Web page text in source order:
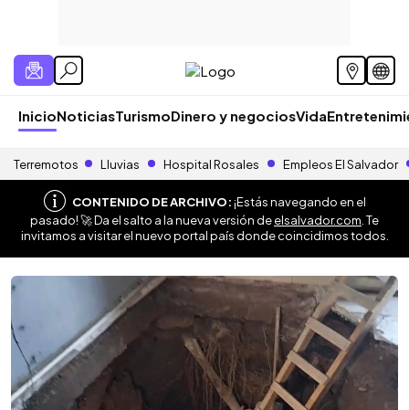
InicioNoticiasTurismoDinero y negociosVida
Terremotos Lluvias Hospital Rosales Empleos El Salvador
CONTENIDO DE ARCHIVO:¡Estás navegando en el
pasado! 🚀 Da el salto a la nueva versión deelsalvador.com . Te
invitamos a visitar el nuevo portal país donde coincidimos todos.